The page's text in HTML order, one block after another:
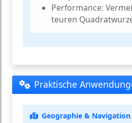
Performance:
teuren
Praktische
Geographie & Navigation